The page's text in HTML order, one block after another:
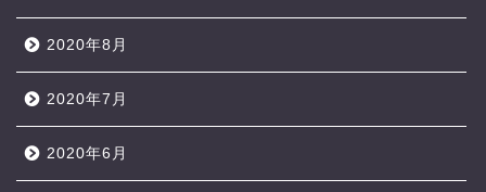
2020年8月
2020年7月
2020年6月